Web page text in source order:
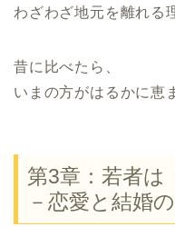
わざわざ地元を離れる
昔に比べたら、
いまの方がはるかに恵
第3章：若者は
－恋愛と結婚